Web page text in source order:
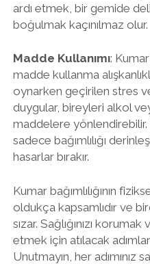
ardı etmek, bir gemide
boğulmak kaçınılmaz olur.
Madde Kullanımı: Kumar
madde kullanma
oynarken geçirilen stres
duygular, bireyleri alkol
maddelere
sadece bağımlılığı
hasarlar bırakır.
Kumar bağımlılığının
oldukça kapsamlıdır ve
sızar. Sağlığınızı
etmek için atılacak
Unutmayın, her adımınız